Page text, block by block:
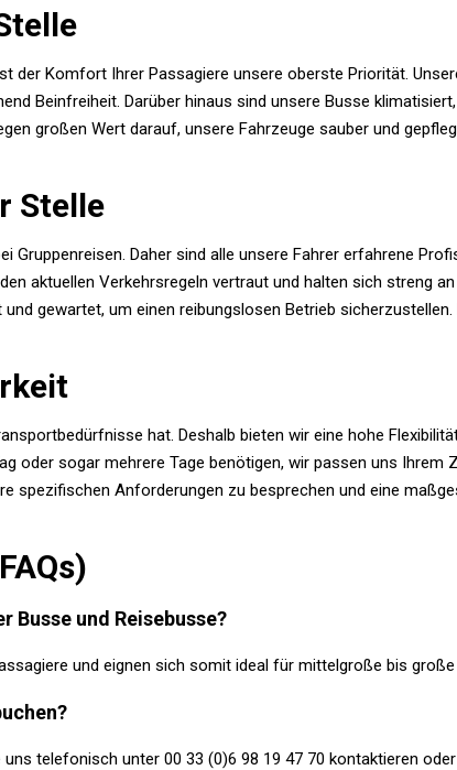
der Komfort Ihrer Passagiere unsere oberste Priorität.
Beinfreiheit. Darüber hinaus sind unsere Busse
großen Wert darauf, unsere Fahrzeuge sauber und
Stelle
Gruppenreisen. Daher sind alle unsere Fahrer erfahrene
aktuellen Verkehrsregeln vertraut und halten sich streng
gewartet, um einen reibungslosen Betrieb
hat. Deshalb bieten wir eine hohe
oder sogar mehrere Tage benötigen, wir passen uns Ihrem
spezifischen Anforderungen zu besprechen und eine
und Reisebusse?
und eignen sich somit ideal für mittelgroße bis große
telefonisch unter 00 33 (0)6 98 19 47 70 kontaktieren